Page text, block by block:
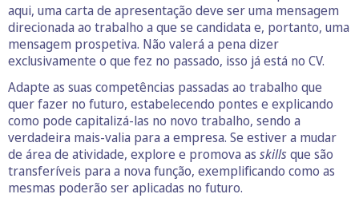
aqui, uma carta de apresentação deve ser uma mensagem
direcionada ao trabalho a que se candidata e, portanto, uma
mensagem prospetiva. Não valerá a pena dizer
exclusivamente o que fez no passado, isso já está no CV.
Adapte as suas competências passadas ao trabalho que
quer fazer no futuro, estabelecendo pontes e explicando
como pode capitalizá-las no novo trabalho, sendo a
verdadeira mais-valia para a empresa. Se estiver a mudar
de área de atividade, explore e promova as skillsque são
transferíveis para a nova função, exemplificando como as
mesmas poderão ser aplicadas no futuro.